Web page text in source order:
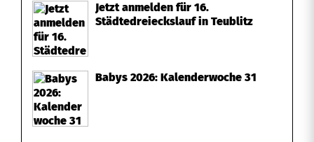
Jetzt anmelden für 16.
Städtedreieckslauf in Teublitz
Babys 2026: Kalenderwoche 31